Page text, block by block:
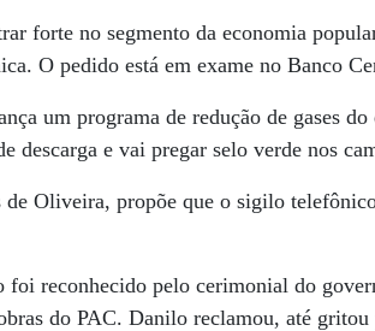
forte no segmento da economia
O pedido está em exame no Banco
um programa de redução de gases
descarga e vai pregar selo verde nos
Oliveira, propõe que o sigilo
foi reconhecido pelo cerimonial do
do PAC. Danilo reclamou, até